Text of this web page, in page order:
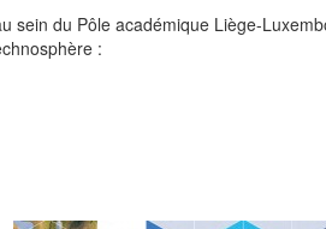
sein du Pôle académique Liège-
: